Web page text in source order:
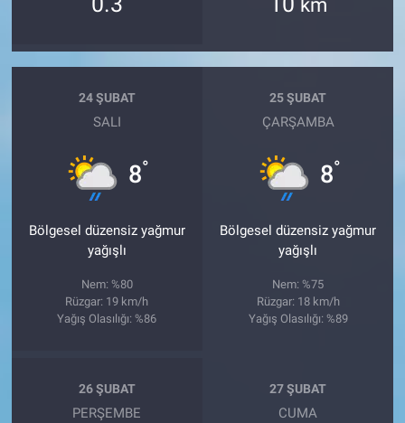
km
24 ŞUBAT
SALI
8°
Bölgesel düzensiz yağmur
yağışlı
Nem: %80
Rüzgar: 19 km/h
Yağış Olasılığı: %86
25 ŞUBAT
ÇARŞAMBA
8°
Bölgesel düzensiz yağmur
yağışlı
Nem: %75
Rüzgar: 18 km/h
Yağış Olasılığı: %89
26 ŞUBAT
PERŞEMBE
27 ŞUBAT
CUMA